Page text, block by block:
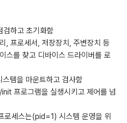
검하고 초기화함
, 프로세서, 저장장치, 주변장치 등
스를 찾고 디바이스 드라이버를 로
템을 마운트하고 검사함
프로그램을 실생시키고 제어를 넘
로세스는(pid=1) 시스템 운영을 위